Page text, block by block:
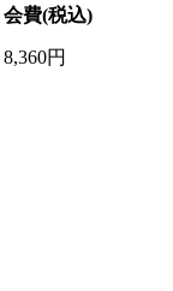
会費(税込)
8,360円